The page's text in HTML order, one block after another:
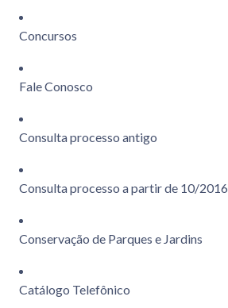
Concursos
Fale Conosco
Consulta processo antigo
Consulta processo a partir de 10/2016
Conservação de Parques e Jardins
Catálogo Telefônico